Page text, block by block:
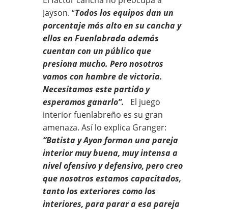
Jayson. “Todos los equipos dan un
porcentaje más alto en su cancha y
ellos en Fuenlabrada además
cuentan con un público que
presiona mucho. Pero nosotros
vamos con hambre de victoria.
Necesitamos este partido y
esperamos ganarlo”. El juego
interior fuenlabreño es su gran
amenaza. Así lo explica Granger:
“Batista y Ayon forman una pareja
interior muy buena, muy intensa a
nivel ofensivo y defensivo, pero creo
que nosotros estamos capacitados,
tanto los exteriores como los
interiores, para parar a esa pareja